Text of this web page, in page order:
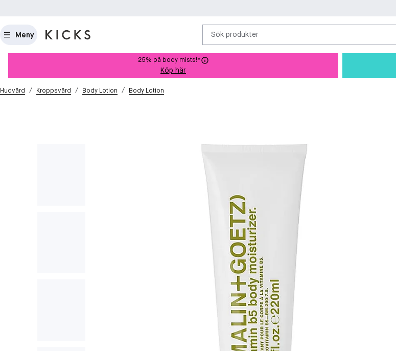
Meny Sök produkter
25% på body mists!*
Köp här
Hudvård / Kroppsvård / Body Lotion / Body Lotion